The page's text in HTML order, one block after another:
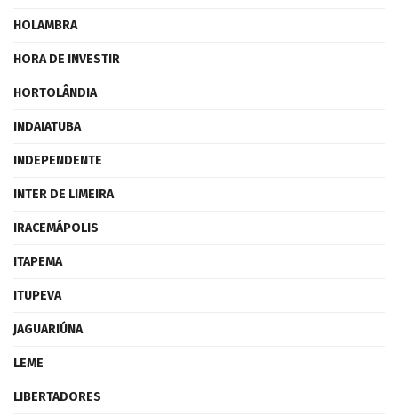
HOLAMBRA
HORA DE INVESTIR
HORTOLÂNDIA
INDAIATUBA
INDEPENDENTE
INTER DE LIMEIRA
IRACEMÁPOLIS
ITAPEMA
ITUPEVA
JAGUARIÚNA
LEME
LIBERTADORES